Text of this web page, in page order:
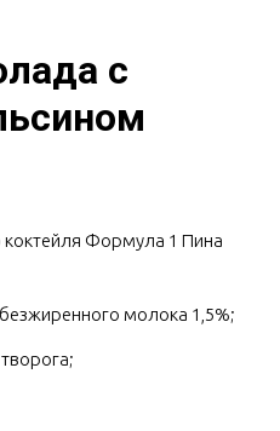
с
коктейля Формула 1 Пина
молока 1,5%;